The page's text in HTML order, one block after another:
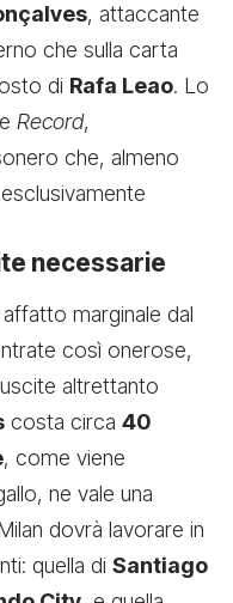
, attaccante
che sulla carta
di Rafa Leao. Lo
Record,
che, almeno
necessarie
marginale dal
così onerose,
altrettanto
costa circa 40
, come viene
ne vale una
dovrà lavorare in
quella di Santiago